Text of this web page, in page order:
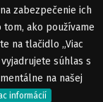
zabezpečenie ich
ako používame
na tlačidlo „Viac
súhlas s
na našej
informácií